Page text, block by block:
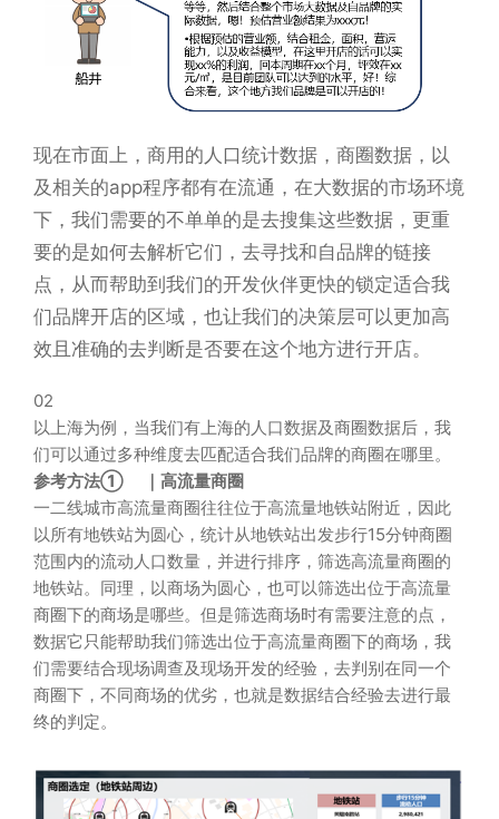
现在市面上，商用的人口统计数据，商圈数据，以
及相关的app程序都有在流通，在大数据的市场环境
下，我们需要的不单单的是去搜集这些数据，更重
要的是如何去解析它们，去寻找和自品牌的链接
点，从而帮助到我们的开发伙伴更快的锁定适合我
们品牌开店的区域，也让我们的决策层可以更加高
效且准确的去判断是否要在这个地方进行开店。
02
以上海为例，当我们有上海的人口数据及商圈数据后，我
们可以通过多种维度去匹配适合我们品牌的商圈在哪里。
参考方法①
｜高流量商圈
一二线城市高流量商圈往往位于高流量地铁站附近，因此
以所有地铁站为圆心，统计从地铁站出发步行15分钟商圈
范围内的流动人口数量，并进行排序，筛选高流量商圈的
地铁站。同理，以商场为圆心，也可以筛选出位于高流量
商圈下的商场是哪些。但是筛选商场时有需要注意的点，
数据它只能帮助我们筛选出位于高流量商圈下的商场，我
们需要结合现场调查及现场开发的经验，去判别在同一个
商圈下，不同商场的优劣，也就是数据结合经验去进行最
终的判定。